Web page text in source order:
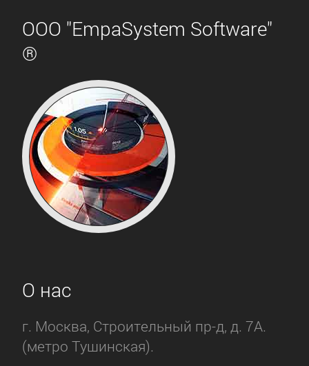
ООО "EmpaSystem Software"
®
О нас
г. Москва, Строительный пр-д, д. 7А.
(метро Тушинская).